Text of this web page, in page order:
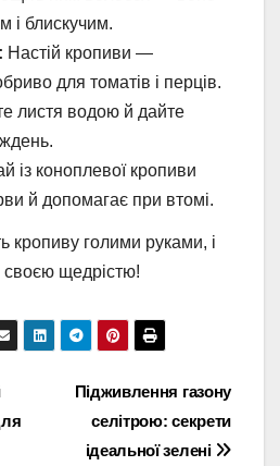
і блискучим.
Настій кропиви —
для томатів і перців.
листя водою й дайте
із коноплевої кропиви
й допомагає при втомі.
кропиву голими руками, і
своєю щедрістю!
Підживлення газону
селітрою: секрети
ідеальної зелені